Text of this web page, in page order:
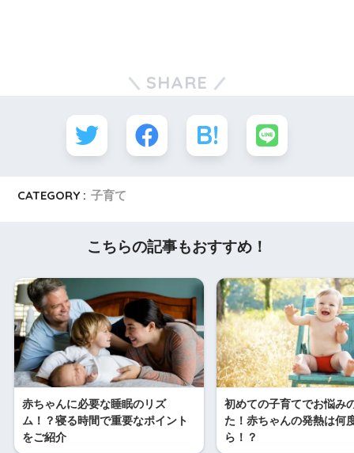
SHARE
CATEGORY : 子育て
こちらの記事もおすすめ！
赤ちゃんに必要な睡眠のリズ
ム！？寝る時間で重要なポイント
をご紹介
初めての子育てでお悩み
た！赤ちゃんの発熱は何
ら！？